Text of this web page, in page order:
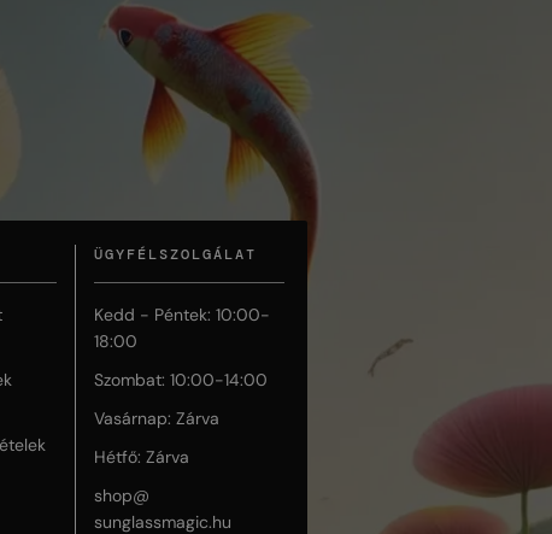
ÜGYFÉLSZOLGÁLAT
Kedd - Péntek: 10:00-
18:00
Szombat: 10:00-14:00
Vasárnap: Zárva
Hétfő: Zárva
shop@
sunglassmagic.hu